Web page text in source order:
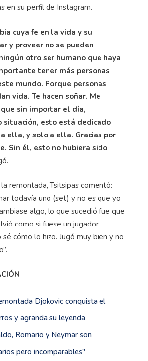
en su perfil de Instagram.
cuya fe en la vida y su
y proveer no se pueden
otro ser humano que haya
tener más personas
mundo. Porque personas
vida. Te hacen soñar. Me
sin importar el día,
situación, esto está dedicado
ella, y solo a ella. Gracias por
Sin él, esto no hubiera sido
remontada, Tsitsipas comentó:
todavía uno (set) y no es que yo
algo, lo que sucedió fue que
como si fuese un jugador
cómo lo hizo. Jugó muy bien y no
Djokovic conquista el
y agranda su leyenda
Romario y Neymar son
pero incomparables''